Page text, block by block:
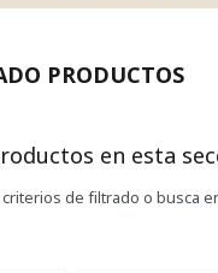
PRODUCTOS
en esta
de filtrado o busca